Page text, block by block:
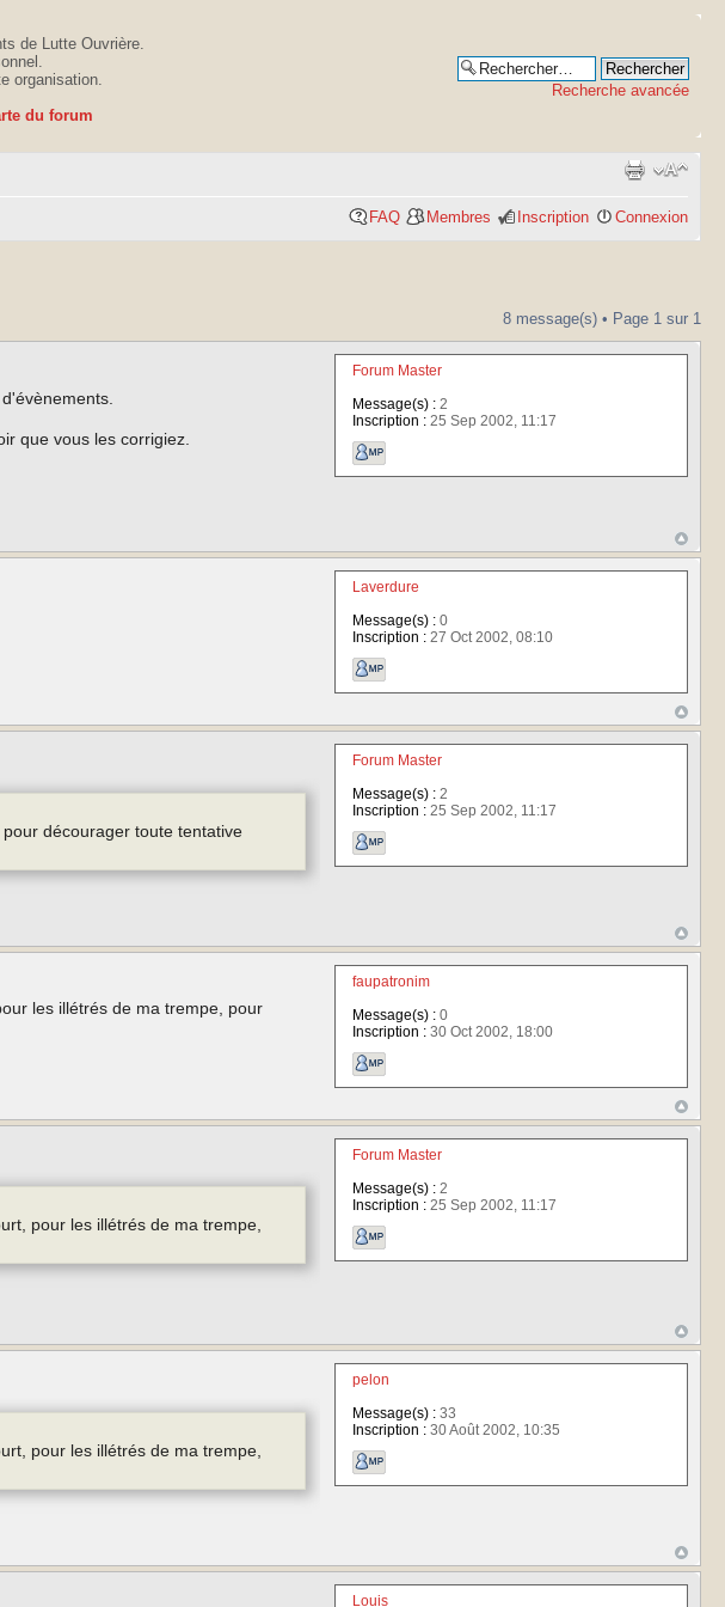
de Lutte Ouvrière.
organisation.
du forum
Recherche avancée
FAQ Membres Inscription Connexion
8 message(s) • Page 1 sur 1
que vous les corrigiez.
Forum Master
Message(s) :2
Inscription :25 Sep 2002, 11:17
Laverdure
Message(s) :0
Inscription :27 Oct 2002, 08:10
décourager toute tentative
Forum Master
Message(s) :2
Inscription :25 Sep 2002, 11:17
les illétrés de ma trempe, pour
faupatronim
Message(s) :0
Inscription :30 Oct 2002, 18:00
pour les illétrés de ma trempe,
Forum Master
Message(s) :2
Inscription :25 Sep 2002, 11:17
pour les illétrés de ma trempe,
pelon
Message(s) :33
Inscription :30 Août 2002, 10:35
Louis